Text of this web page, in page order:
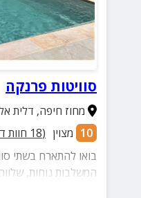
סוויטות פרנקה
מחוז חיפה, דלית
10 מצוין (
18 חוות
בואו להתארח בשתי
המשלבות נוחות,
פונה לנוף הררי,